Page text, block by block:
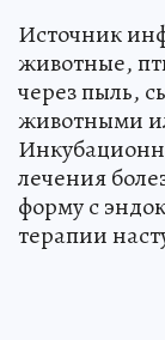
Источник
животные,
через пыль,
животными
лечения
форму с
терапии